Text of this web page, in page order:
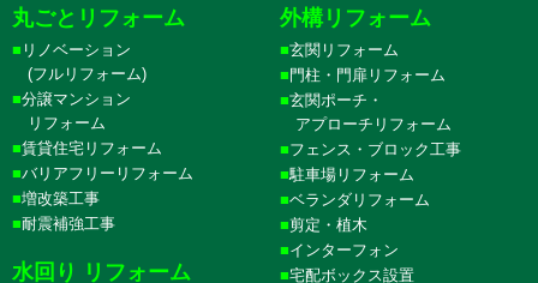
丸ごとリフォーム
リノベーション
(フルリフォーム)
分譲マンション
リフォーム
賃貸住宅リフォーム
バリアフリーリフォーム
増改築工事
耐震補強工事
水回り リフォーム
外構リフォーム
玄関リフォーム
門柱・門扉リフォーム
玄関ポーチ・
アプローチリフォーム
フェンス・ブロック工事
駐車場リフォーム
ベランダリフォーム
剪定・植木
インターフォン
宅配ボックス設置